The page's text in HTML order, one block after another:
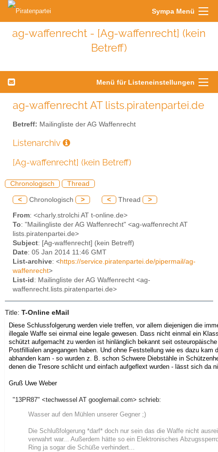
Sympa Menü
ag-waffenrecht - [Ag-waffenrecht] (kein
Betreff)
Menü für Listeneinstellungen
ag-waffenrecht AT lists.piratenpartei.de
Betreff: Mailingliste der AG Waffenrecht
Listenarchiv
[Ag-waffenrecht] (kein Betreff)
Chronologisch Thread
< Chronologisch > < Thread >
From: <charly.strolchi AT t-online.de>
To: "Mailingliste der AG Waffenrecht" <ag-waffenrecht AT
lists.piratenpartei.de>
Subject: [Ag-waffenrecht] (kein Betreff)
Date: 05 Jan 2014 11:46 GMT
List-archive: <https://service.piratenpartei.de/pipermail/ag-
waffenrecht>
List-id : Mailingliste der AG Waffenrecht <ag-
waffenrecht.lists.piratenpartei.de>
Title: T-Online eMail
Diese Schlussfolgerung werden viele treffen, vor allem diejenigen die
illegale Waffe sei einmal eine legale gewesen. Dass nicht einmal ein
schützt aufgemacht zu werden ist hinlänglich bekannt seit osteuropäische
Postfillialen angegangen haben. Und ohne Feststellung wie es dazu kam
abhanden kam - so wurden z. B. schon Schwere Diebstähle in
denen die Tresore schlicht und einfach aufgeflext wurden - lässt sich da
Gruß Uwe Weber
"13PR87" <techwessel AT googlemail.com> schrieb:
Wasser auf den Mühlen unserer Gegner ;)
Die Schlußfolgerung *darf* doch nur sein das die Waffe nicht
verwahrt war... Außerdem hätte so ein Elektronisches
Ring ja sogar die Schüße verhindert...